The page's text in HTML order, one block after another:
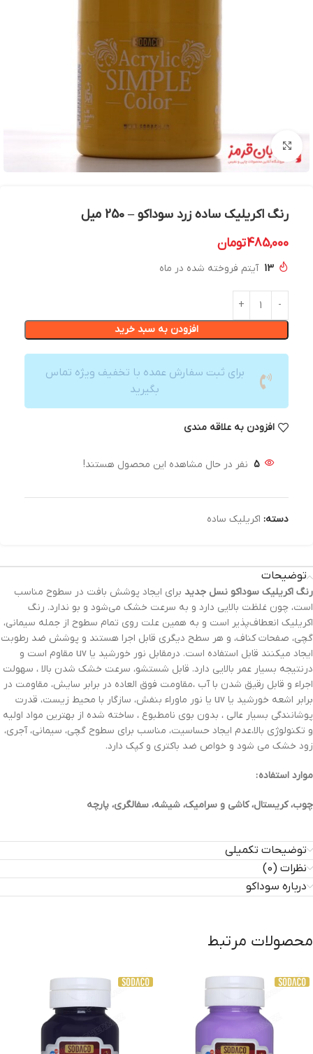
بزرگنمایی تصویر
رنگ اکریلیک ساده زرد سوداکو – 250 میل
485,000تومان
13 آیتم فروخته شده در ماه
افزودن به سبد خرید
برای ثبت سفارش عمده با تخفیف ویژه تماس
بگیرید
افزودن به علاقه مندی
5 نفر در حال مشاهده این محصول هستند!
دسته: اکریلیک ساده
توضیحات
رنگ‌ اکریلیک سوداکو نسل جدید برای ایجاد پوشش بافت در سطوح مناسب
است، چون غلظت بالایی دارد و به سرعت خشک می‌شود و بو ندارد. رنگ
اکریلیک انعطاف‌پذیر است و به همین علت روی تمام سطوح از جمله سیمانی،
گچی، صفحات کناف، و هر سطح دیگری قابل اجرا هستند و پوشش ضد رطوبت
ایجاد میکنند قابل استفاده است. درمقابل نور خورشید یا uv مقاوم است و
درنتیجه بسیار عمر بالایی دارد. قابل شستشو، سرعت خشک شدن بالا ، سهولت
اجراء و قابل رقیق شدن با آب ،مقاومت فوق العاده در برابر سایش، مقاومت در
برابر اشعه خورشید یا uv یا نور ماوراء بنفش، سازگار با محیط زیست، قدرت
پوشانندگی بسیار عالی ، بدون بوی نامطبوع ، ساخته شده از بهترین مواد اولیه
و تکنولوژی بالا،عدم ایجاد حساسیت، مناسب برای سطوح گچی، سیمانی، آجری،
زود خشک می شود و خواص ضد باکتری و کپک دارد.
موارد استفاده :
چوب، کریستال، کاشی و سرامیک، شیشه، سفالگری، پارچه
توضیحات تکمیلی
نظرات (0)
درباره سوداکو
محصولات مرتبط